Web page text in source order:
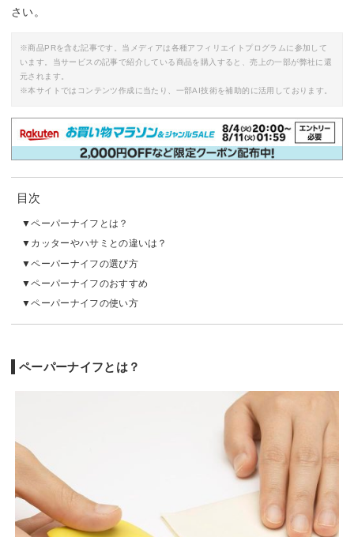
さい。
※商品PRを含む記事です。当メディアは各種アフィリエイトプログラムに参加して
います。当サービスの記事で紹介している商品を購入すると、売上の一部が弊社に還
元されます。
※本サイトではコンテンツ作成に当たり、一部AI技術を補助的に活用しております。
目次
ペーパーナイフとは？
カッターやハサミとの違いは？
ペーパーナイフの選び方
ペーパーナイフのおすすめ
ペーパーナイフの使い方
ペーパーナイフとは？